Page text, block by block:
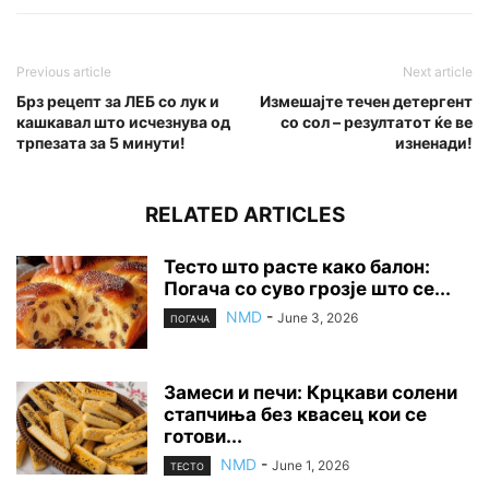
Previous article
Брз рецепт за ЛЕБ со лук и
кашкавал што исчезнува од
трпезата за 5 минути!
Next article
Измешајте течен детергент
со сол – резултатот ќе ве
изненади!
RELATED ARTICLES
Тесто што расте како балон:
Погача со суво грозје што се...
ПОГАЧА NMD - June 3, 2026
Замеси и печи: Крцкави солени
стапчиња без квасец кои се
готови...
ТЕСТО NMD - June 1, 2026